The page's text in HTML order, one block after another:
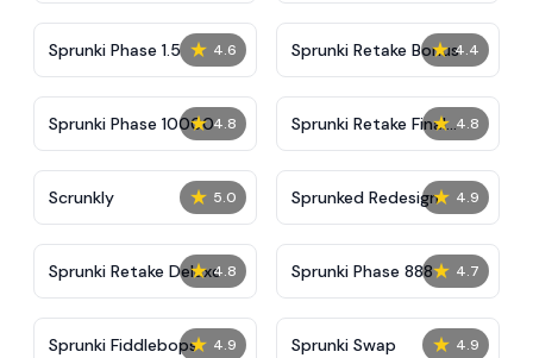
★ 4.6
Sprunki Phase 1.5 ★ 4.4
Sprunki Retake Bonus
★ 4.8
Sprunki Phase 10000 ★ 4.8
Sprunki Retake Final
Update
★ 5.0
Scrunkly ★ 4.9
Sprunked Redesign
★ 4.8
Sprunki Retake Deluxe ★ 4.7
Sprunki Phase 888
★ 4.9
Sprunki Fiddlebops ★ 4.9
Sprunki Swap